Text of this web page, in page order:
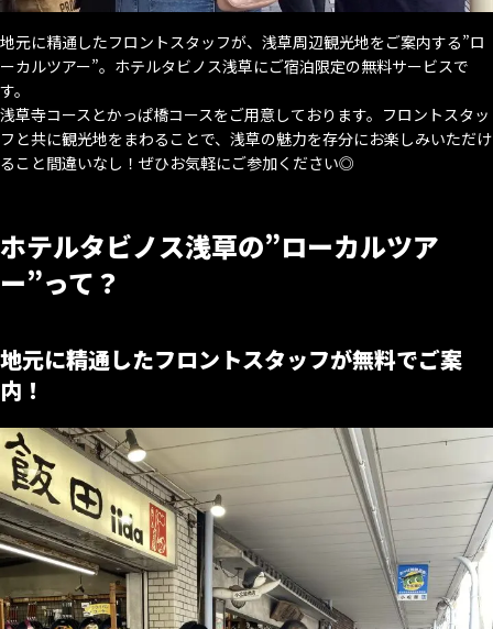
地元に精通したフロントスタッフが、浅草周辺観光地をご案内する”ロ
ーカルツアー”。ホテルタビノス浅草にご宿泊限定の無料サービスで
す。
浅草寺コースとかっぱ橋コースをご用意しております。フロントスタッ
フと共に観光地をまわることで、浅草の魅力を存分にお楽しみいただけ
ること間違いなし！ぜひお気軽にご参加ください◎
ホテルタビノス浅草の”ローカルツア
ー”って？
地元に精通したフロントスタッフが無料でご案
内！